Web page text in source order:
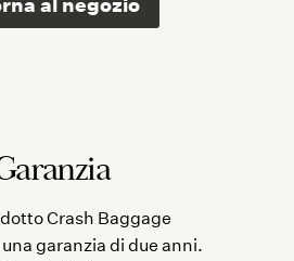
al negozio
Crash Baggage
garanzia di due anni.